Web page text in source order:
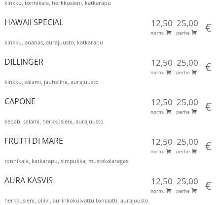
kinkku, tonnikala, herkkusieni, katkarapu
HAWAII SPECIAL 12,50
norm.
25,00
perhe €
kinkku, ananas, aurajuusto, katkarapu
DILLINGER 12,50
norm.
25,00
perhe €
kinkku, salami, jauheliha, aurajuusto
CAPONE 12,50
norm.
25,00
perhe €
kebab, salami, herkkusieni, aurajuusto
FRUTTI DI MARE 12,50
norm.
25,00
perhe €
tonnikala, katkarapu, simpukka, mustekalaregas
AURA KASVIS 12,50
norm.
25,00
perhe €
herkkusieni, oliivi, aurinkokuivattu tomaatti, aurajuusto